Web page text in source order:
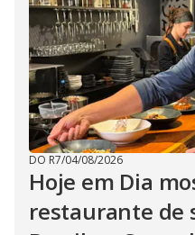
DO R7/04/08/2026
Hoje em Dia
restaurante de